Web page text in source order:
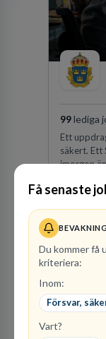
Få senaste
Du kommer få
kriteriera:
Inom:
Vart?
expertis.
vi idag
99 lediga
Ett
säkert. Ett
imorgon